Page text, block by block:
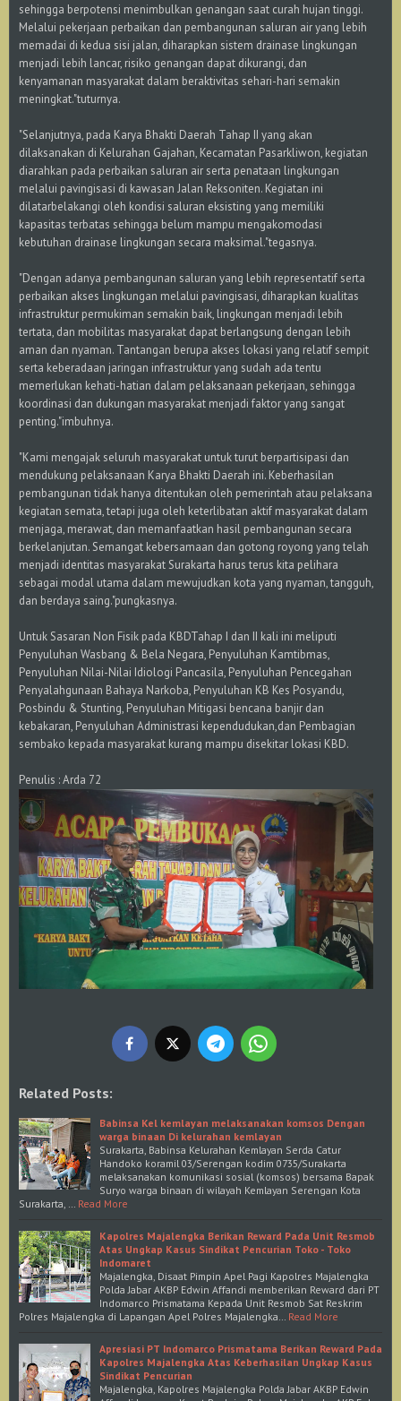
sehingga berpotensi menimbulkan genangan saat curah hujan tinggi.
Melalui pekerjaan perbaikan dan pembangunan saluran air yang lebih
memadai di kedua sisi jalan, diharapkan sistem drainase lingkungan
menjadi lebih lancar, risiko genangan dapat dikurangi, dan
kenyamanan masyarakat dalam beraktivitas sehari-hari semakin
meningkat."tuturnya.
"Selanjutnya, pada Karya Bhakti Daerah Tahap II yang akan
dilaksanakan di Kelurahan Gajahan, Kecamatan Pasarkliwon, kegiatan
diarahkan pada perbaikan saluran air serta penataan lingkungan
melalui pavingisasi di kawasan Jalan Reksoniten. Kegiatan ini
dilatarbelakangi oleh kondisi saluran eksisting yang memiliki
kapasitas terbatas sehingga belum mampu mengakomodasi
kebutuhan drainase lingkungan secara maksimal."tegasnya.
"Dengan adanya pembangunan saluran yang lebih representatif serta
perbaikan akses lingkungan melalui pavingisasi, diharapkan kualitas
infrastruktur permukiman semakin baik, lingkungan menjadi lebih
tertata, dan mobilitas masyarakat dapat berlangsung dengan lebih
aman dan nyaman. Tantangan berupa akses lokasi yang relatif sempit
serta keberadaan jaringan infrastruktur yang sudah ada tentu
memerlukan kehati-hatian dalam pelaksanaan pekerjaan, sehingga
koordinasi dan dukungan masyarakat menjadi faktor yang sangat
penting."imbuhnya.
"Kami mengajak seluruh masyarakat untuk turut berpartisipasi dan
mendukung pelaksanaan Karya Bhakti Daerah ini. Keberhasilan
pembangunan tidak hanya ditentukan oleh pemerintah atau pelaksana
kegiatan semata, tetapi juga oleh keterlibatan aktif masyarakat dalam
menjaga, merawat, dan memanfaatkan hasil pembangunan secara
berkelanjutan. Semangat kebersamaan dan gotong royong yang telah
menjadi identitas masyarakat Surakarta harus terus kita pelihara
sebagai modal utama dalam mewujudkan kota yang nyaman, tangguh,
dan berdaya saing."pungkasnya.
Untuk Sasaran Non Fisik pada KBDTahap I dan II kali ini meliputi
Penyuluhan Wasbang & Bela Negara, Penyuluhan Kamtibmas,
Penyuluhan Nilai-Nilai Idiologi Pancasila, Penyuluhan Pencegahan
Penyalahgunaan Bahaya Narkoba, Penyuluhan KB Kes Posyandu,
Posbindu & Stunting, Penyuluhan Mitigasi bencana banjir dan
kebakaran, Penyuluhan Administrasi kependudukan,dan Pembagian
sembako kepada masyarakat kurang mampu disekitar lokasi KBD.
Penulis : Arda 72
Related Posts:
Babinsa Kel kemlayan melaksanakan komsos Dengan
warga binaan Di kelurahan kemlayan
Surakarta, Babinsa Kelurahan Kemlayan Serda Catur
Handoko koramil 03/Serengan kodim 0735/Surakarta
melaksanakan komunikasi sosial (komsos) bersama Bapak
Suryo warga binaan di wilayah Kemlayan Serengan Kota
Surakarta, …
Read More
Kapolres Majalengka Berikan Reward Pada Unit Resmob
Atas Ungkap Kasus Sindikat Pencurian Toko - Toko
Indomaret
Majalengka, Disaat Pimpin Apel Pagi Kapolres Majalengka
Polda Jabar AKBP Edwin Affandi memberikan Reward dari PT
Indomarco Prismatama Kepada Unit Resmob Sat Reskrim
Polres Majalengka di Lapangan Apel Polres Majalengka…
Read More
Apresiasi PT Indomarco Prismatama Berikan Reward Pada
Kapolres Majalengka Atas Keberhasilan Ungkap Kasus
Sindikat Pencurian
Majalengka, Kapolres Majalengka Polda Jabar AKBP Edwin